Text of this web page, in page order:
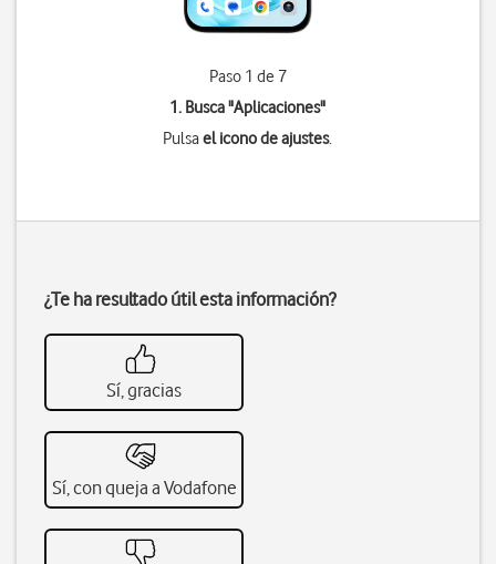
Paso 1 de 7
1. Busca "Aplicaciones"
Pulsael icono de ajustes.
¿Te ha resultado útil esta información?
Sí, gracias
Sí, con queja a Vodafone